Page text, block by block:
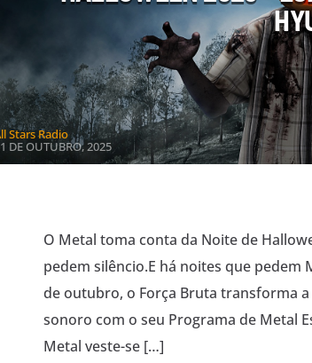
Stars Radio
DE OUTUBRO, 2025
O Metal toma conta da Noite de
pedem silêncio.E há noites que pedem
de outubro, o Força Bruta transforma
sonoro com o seu Programa de Metal
Metal veste-se […]